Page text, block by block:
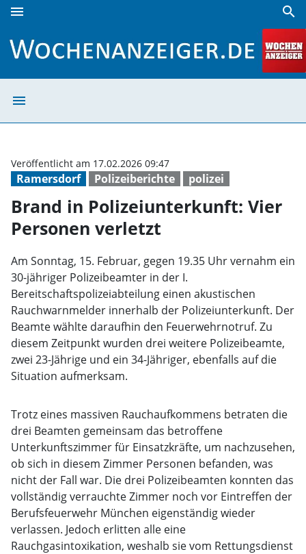
menu search
menu
Ramersdorf Polizeiberichte polizei
Veröffentlicht am 17.02.2026 09:47
Brand in Polizeiunterkunft: Vier
Personen verletzt
Am Sonntag, 15. Februar, gegen 19.35 Uhr vernahm ein
30-jähriger Polizeibeamter in der I.
Bereitschaftspolizeiabteilung einen akustischen
Rauchwarnmelder innerhalb der Polizeiunterkunft. Der
Beamte wählte daraufhin den Feuerwehrnotruf. Zu
diesem Zeitpunkt wurden drei weitere Polizeibeamte,
zwei 23-Jährige und ein 34-Jähriger, ebenfalls auf die
Situation aufmerksam.
Trotz eines massiven Rauchaufkommens betraten die
drei Beamten gemeinsam das betroffene
Unterkunftszimmer für Einsatzkräfte, um nachzusehen,
ob sich in diesem Zimmer Personen befanden, was
nicht der Fall war. Die drei Polizeibeamten konnten das
vollständig verrauchte Zimmer noch vor Eintreffen der
Berufsfeuerwehr München eigenständig wieder
verlassen. Jedoch erlitten alle eine
Rauchgasintoxikation, weshalb sie vom Rettungsdienst